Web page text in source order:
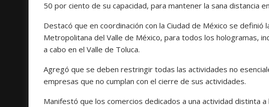
50 por ciento de su capacidad, para mantener la sana distancia
Destacó que en coordinación con la Ciudad de México se definió
Metropolitana del Valle de México, para todos los hologramas,
a cabo en el Valle de Toluca.
Agregó que se deben restringir todas las actividades no
empresas que no cumplan con el cierre de sus actividades.
Manifestó que los comercios dedicados a una actividad distinta